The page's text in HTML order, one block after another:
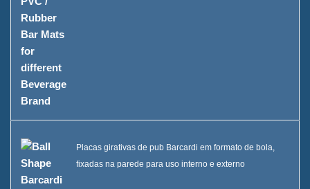
Placas girativas de pub Barcardi em formato de bola,
fixadas na parede para uso interno e externo